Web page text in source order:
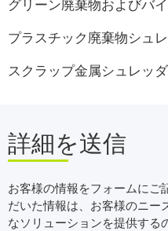
プラスチック廃棄物シュ
スクラップ金属シュレッ
詳細を送信
お客様の情報をフォームにご
だいた情報は、お客様のニー
なソリューションを提供する